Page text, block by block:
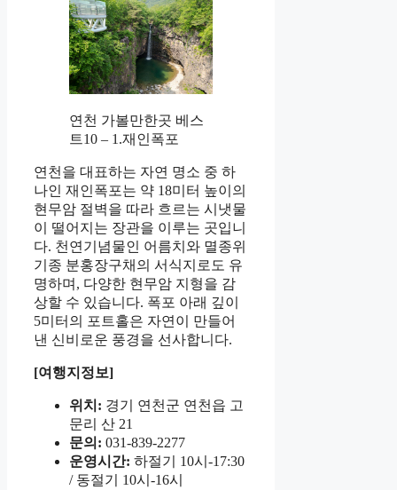
연천 가볼만한곳 베스
트10 – 1.재인폭포
연천을 대표하는 자연 명소 중 하
나인 재인폭포는 약 18미터 높이의
현무암 절벽을 따라 흐르는 시냇물
이 떨어지는 장관을 이루는 곳입니
다. 천연기념물인 어름치와 멸종위
기종 분홍장구채의 서식지로도 유
명하며, 다양한 현무암 지형을 감
상할 수 있습니다. 폭포 아래 깊이
5미터의 포트홀은 자연이 만들어
낸 신비로운 풍경을 선사합니다.
[여행지정보]
위치: 경기 연천군 연천읍 고
문리 산 21
문의: 031-839-2277
운영시간: 하절기 10시-17:30
/ 동절기 10시-16시